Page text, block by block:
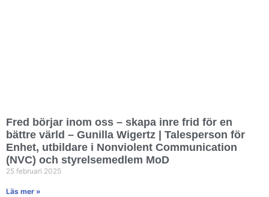
Fred börjar inom oss – skapa inre frid för en
bättre värld – Gunilla Wigertz | Talesperson för
Enhet, utbildare i Nonviolent Communication
(NVC) och styrelsemedlem MoD
25 februari 2025
Läs mer »